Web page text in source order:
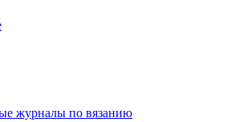
журналы по вязанию